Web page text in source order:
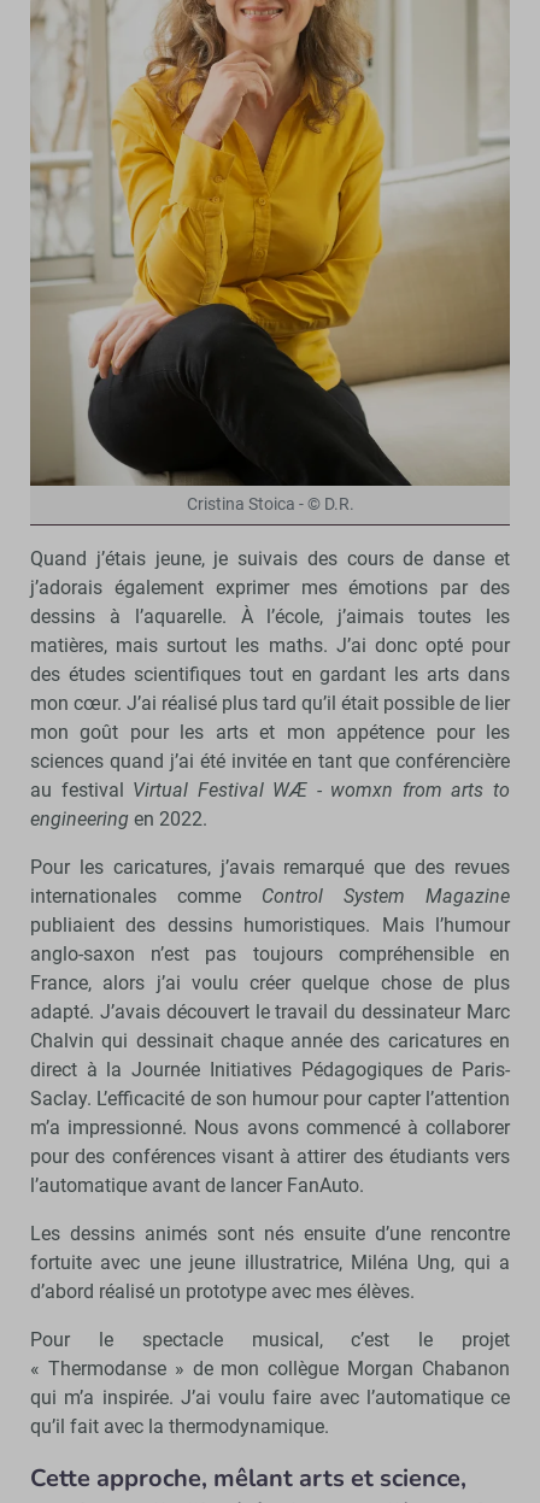
Cristina Stoica - © D.R.
Quand j’étais jeune, je suivais des cours de danse et
j’adorais également exprimer mes émotions par des
dessins à l’aquarelle. À l’école, j’aimais toutes les
matières, mais surtout les maths. J’ai donc opté pour
des études scientifiques tout en gardant les arts dans
mon cœur. J’ai réalisé plus tard qu’il était possible de lier
mon goût pour les arts et mon appétence pour les
sciences quand j’ai été invitée en tant que conférencière
au festival Virtual Festival WÆ - womxn from arts to
engineering en 2022.
Pour les caricatures, j’avais remarqué que des revues
internationales comme Control System Magazine
publiaient des dessins humoristiques. Mais l’humour
anglo-saxon n’est pas toujours compréhensible en
France, alors j’ai voulu créer quelque chose de plus
adapté. J’avais découvert le travail du dessinateur Marc
Chalvin qui dessinait chaque année des caricatures en
direct à la Journée Initiatives Pédagogiques de Paris-
Saclay. L’efficacité de son humour pour capter l’attention
m’a impressionné. Nous avons commencé à collaborer
pour des conférences visant à attirer des étudiants vers
l’automatique avant de lancer FanAuto.
Les dessins animés sont nés ensuite d’une rencontre
fortuite avec une jeune illustratrice, Miléna Ung, qui a
d’abord réalisé un prototype avec mes élèves.
Pour le spectacle musical, c’est le projet
« Thermodanse » de mon collègue Morgan Chabanon
qui m’a inspirée. J’ai voulu faire avec l’automatique ce
qu’il fait avec la thermodynamique.
Cette approche, mêlant arts et science,